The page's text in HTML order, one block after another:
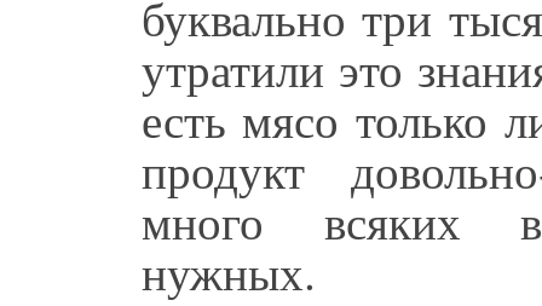
буквально три
утратили это
есть мясо только
продукт
много всяких
нужных.